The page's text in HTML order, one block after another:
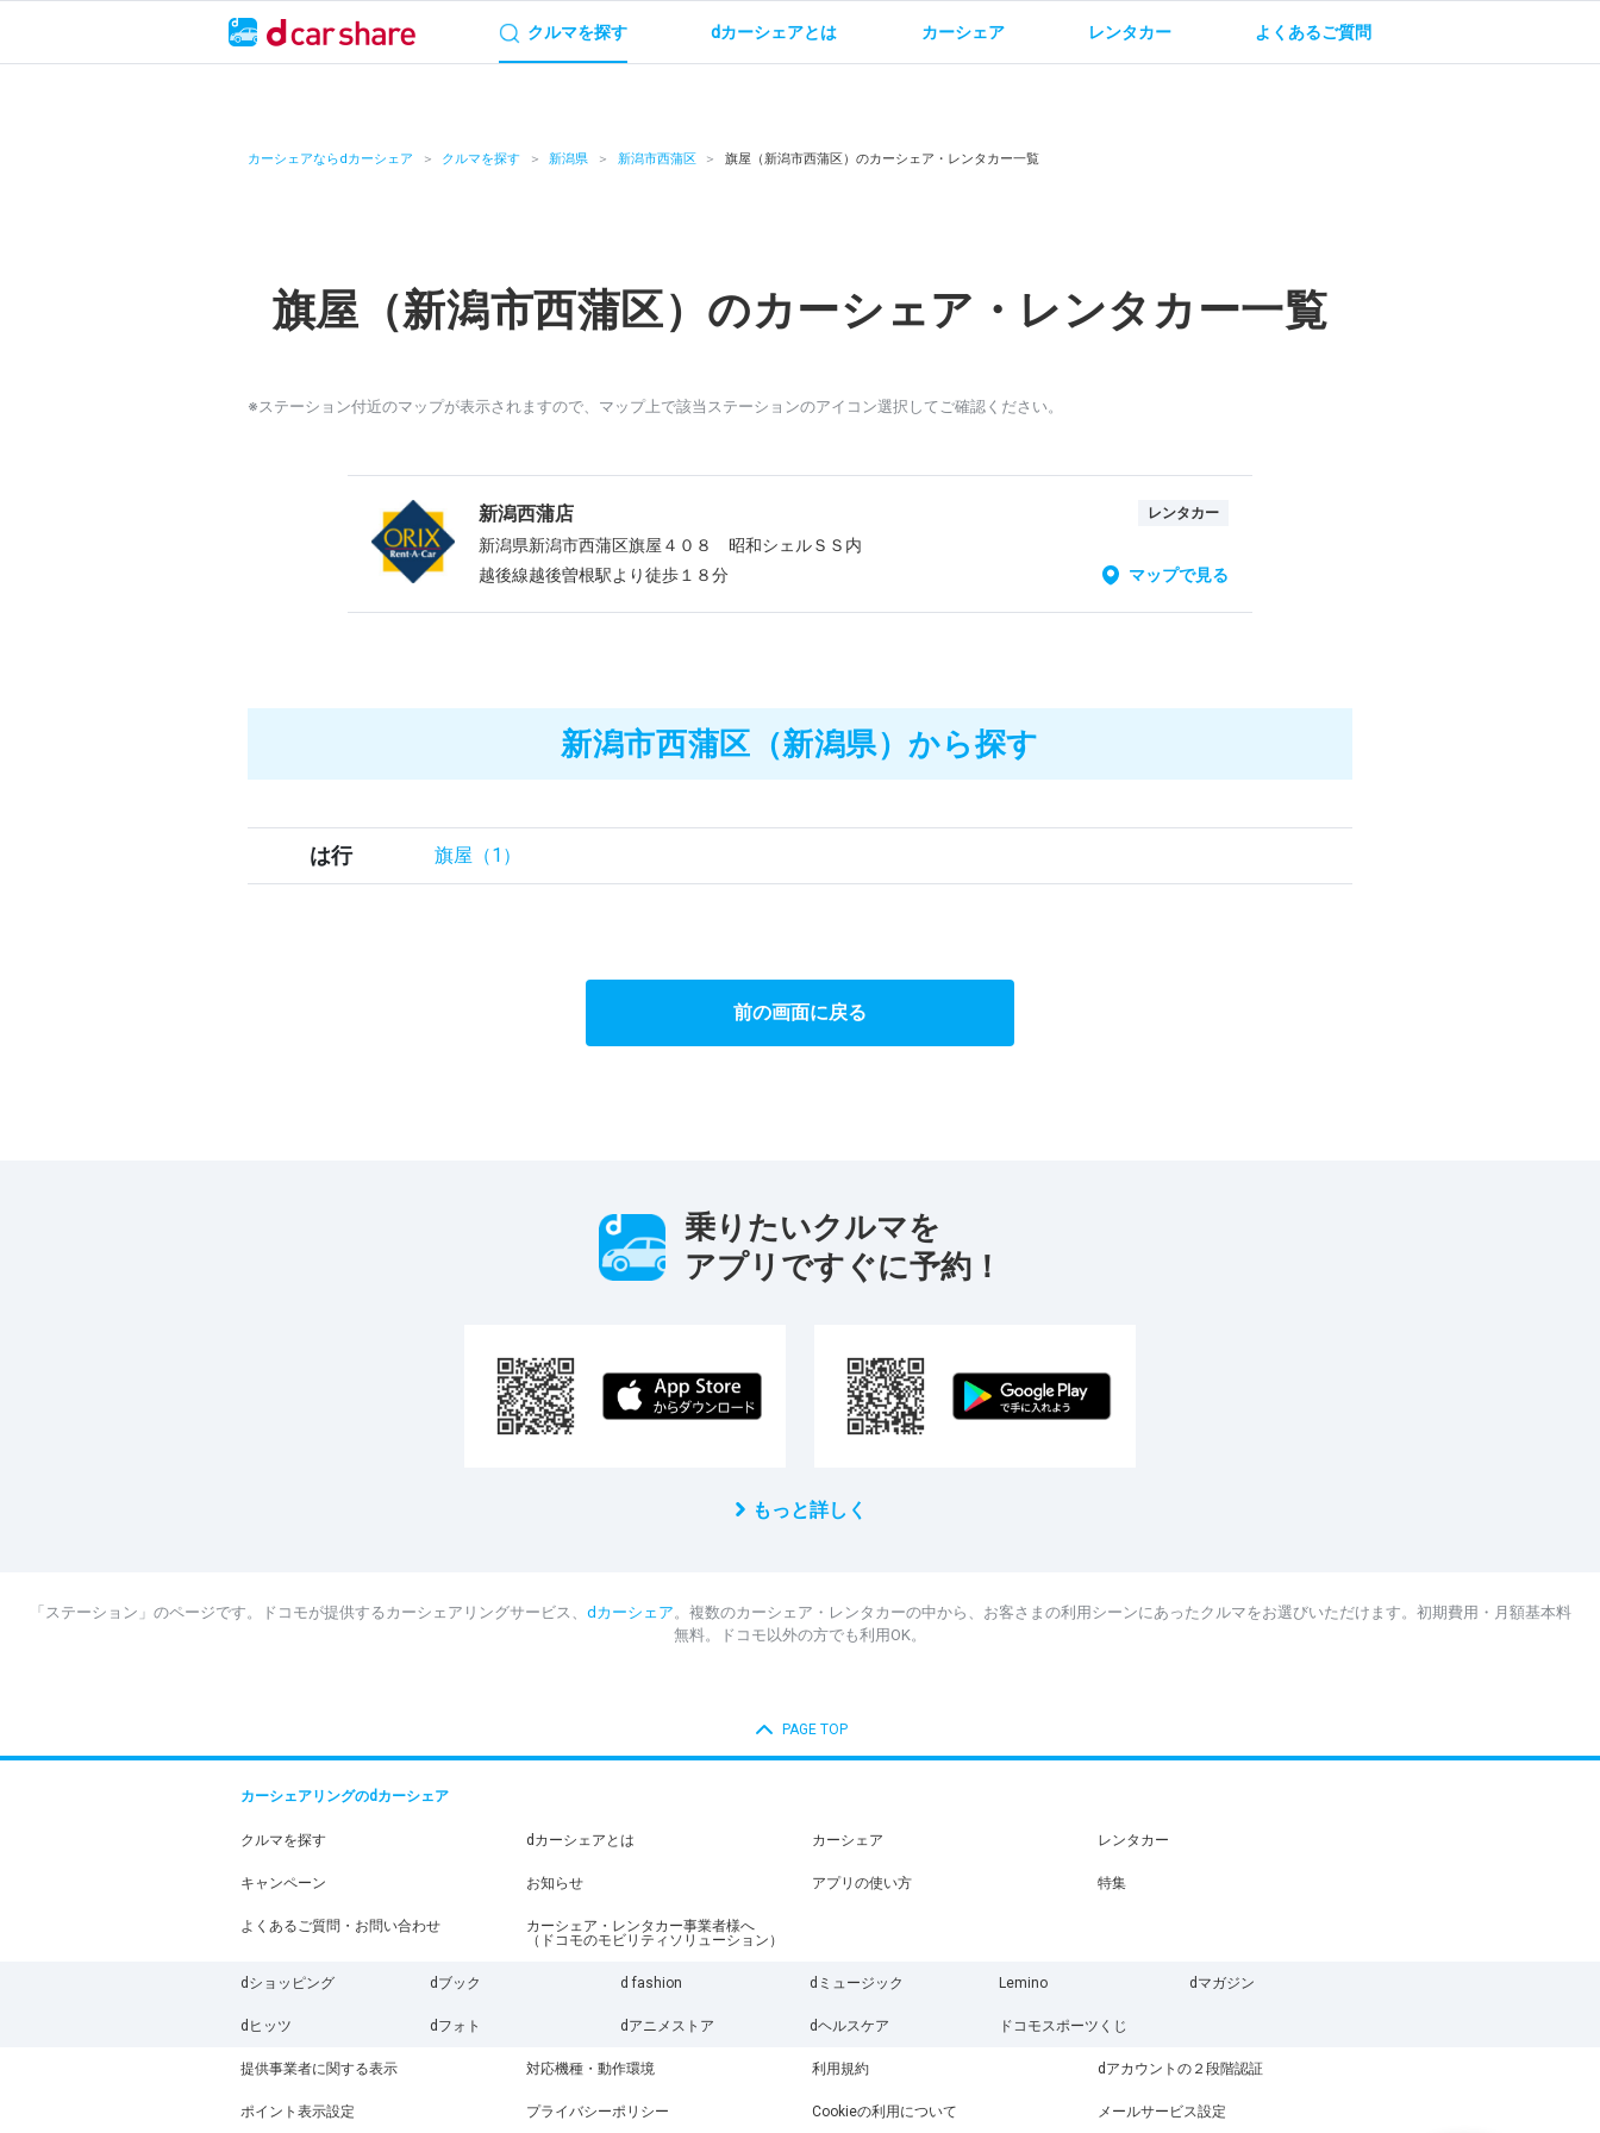
クルマを探す dカーシェアとは カーシェア レンタカー よくあるご質問
カーシェアならdカーシェア クルマを探す 新潟県 新潟市西蒲区 旗屋（新潟市西蒲区）のカーシェア・レンタカー一覧
旗屋（新潟市西蒲区）のカーシェア・レンタカー一覧
※ステーション付近のマップが表示されますので、マップ上で該当ステーションのアイコン選択してご確認ください。
新潟西蒲店 レンタカー
新潟県新潟市西蒲区旗屋４０８ 昭和シェルＳＳ内
越後線越後曽根駅より徒歩１８分
マップで見る
新潟市西蒲区（新潟県）から探す
は行 旗屋（1）
前の画面に戻る
乗りたいクルマを
アプリですぐに予約！
もっと詳しく
「ステーション」のページです。ドコモが提供するカーシェアリングサービス、 dカーシェア。複数のカーシェア・レンタカーの中から、お客さまの利用シーンにあったクルマをお選びいただけます。初期費用・月額基本料
無料。ドコモ以外の方でも利用OK。
PAGE TOP
カーシェアリングのdカーシェア
クルマを探す dカーシェアとは カーシェア レンタカー
キャンペーン お知らせ アプリの使い方 特集
よくあるご質問・お問い合わせ
カーシェア・レンタカー事業者様へ
（ドコモのモビリティソリューション）
dショッピング dブック d fashion dミュージック Lemino dマガジン
dヒッツ dフォト dアニメストア dヘルスケア ドコモスポーツくじ
提供事業者に関する表示 対応機種・動作環境 利用規約 dアカウントの２段階認証
ポイント表示設定 プライバシーポリシー Cookieの利用について メールサービス設定
よくあるご質問・お問い合わせ